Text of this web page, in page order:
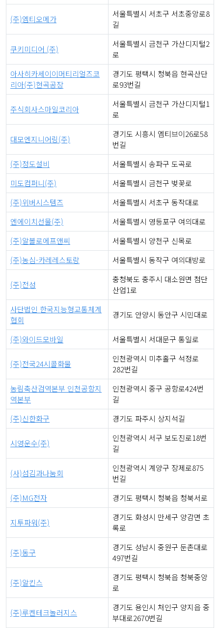
(주)엠티오메가
서울특별시 서초구 서초중앙로8
길
쿠키미디어 (주)
서울특별시 금천구 가산디지털2
로
아사히카세이이머티리얼즈코
리아(주)현곡공장
경기도 평택시 청북읍 현곡산단
로93번길
주식회사스마일코리아
서울특별시 금천구 가산디지털1
로
대모엔지니어링(주)
경기도 시흥시 엠티브이26로58
번길
(주)정도설비
서울특별시 송파구 도곡로
미도컴퍼니(주)
서울특별시 금천구 벚꽃로
(주)위버시스템즈
서울특별시 서초구 동작대로
엔에이치선물(주)
서울특별시 영등포구 여의대로
(주)알볼로에프앤씨
서울특별시 양천구 신목로
(주)농심-카레레스토랑
서울특별시 동작구 여의대방로
(주)전성
충청북도 충주시 대소원면 첨단
산업1로
사단법인 한국지능형교통체계
협회
경기도 안양시 동안구 시민대로
(주)와이드모바일 서울특별시 서대문구 통일로
(주)전국24시콜화물
인천광역시 미추홀구 석정로
282번길
농림축산검역본부 인천공항지
역본부
인천광역시 중구 공항로424번
길
(주)신한화구
경기도 파주시 상지석길
시영운수(주)
인천광역시 서구 보도진로18번
길
(사)섬김과나눔회
인천광역시 계양구 장제로875
번길
(주)MG전자
경기도 평택시 청북읍 청북서로
지투파워(주)
경기도 화성시 만세구 양감면 초
록로
(주)동구
경기도 성남시 중원구 둔촌대로
497번길
(주)알킨스
경기도 평택시 청북읍 청북중앙
로
(주)루켄테크놀러지스
경기도 용인시 처인구 양지읍 중
부대로2670번길